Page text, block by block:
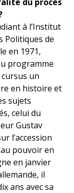
à l’Institut
Politiques de
en 1971,
programme
un
en histoire et
sujets
celui du
Gustav
l’accession
pouvoir en
en janvier
il
ans avec sa